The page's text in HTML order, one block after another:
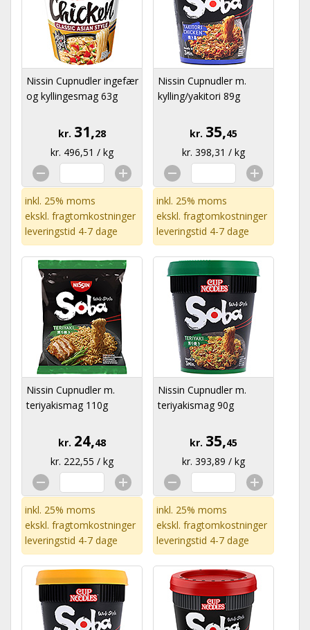
Nissin Cupnudler ingefær
og kyllingesmag 63g
kr. 31,28
kr. 496,51 / kg
inkl. 25% moms
ekskl. fragtomkostninger
leveringstid 4-7 dage
Nissin Cupnudler m.
kylling/yakitori 89g
kr. 35,45
kr. 398,31 / kg
inkl. 25% moms
ekskl. fragtomkostninger
leveringstid 4-7 dage
Nissin Cupnudler m.
teriyakismag 110g
kr. 24,48
kr. 222,55 / kg
inkl. 25% moms
ekskl. fragtomkostninger
leveringstid 4-7 dage
Nissin Cupnudler m.
teriyakismag 90g
kr. 35,45
kr. 393,89 / kg
inkl. 25% moms
ekskl. fragtomkostninger
leveringstid 4-7 dage